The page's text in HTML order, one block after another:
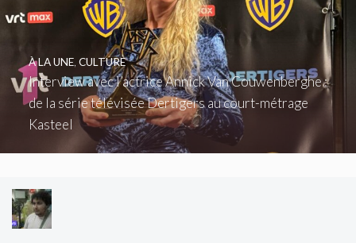
Interview avec l’actrice Annick Van Couwenberghe :
de la série télévisée Dertigers au court-métrage
Kasteel
À LA UNE, CULTURE